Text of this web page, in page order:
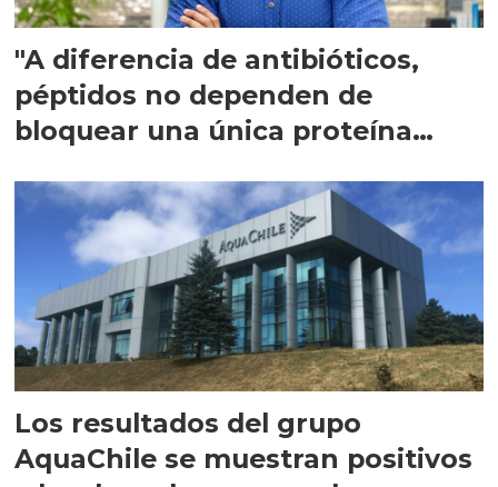
"A diferencia de antibióticos,
péptidos no dependen de
bloquear una única proteína
Los resultados del grupo
AquaChile se muestran positivos